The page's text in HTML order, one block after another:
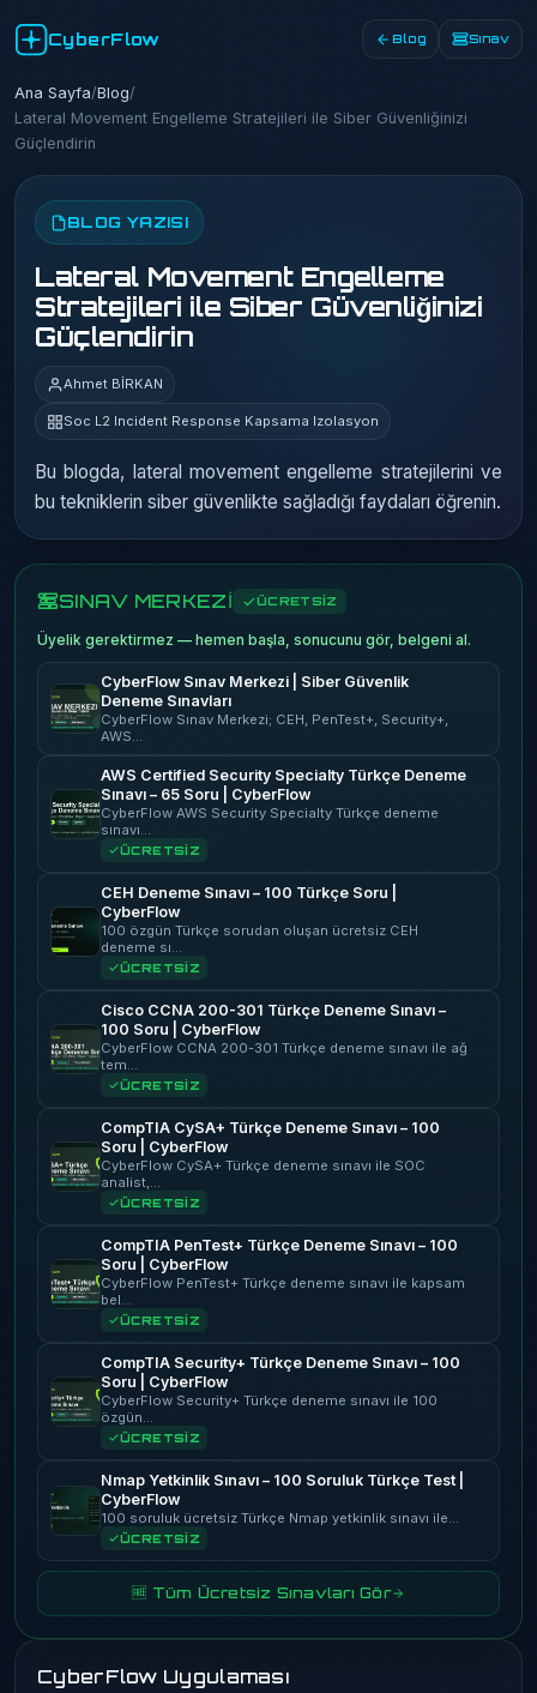
CyberFlow Blog Sınav
Ana Sayfa/Blog/
Lateral Movement Engelleme Stratejileri ile Siber Güvenliğinizi
Güçlendirin
BLOG YAZISI
Lateral Movement Engelleme
Stratejileri ile Siber Güvenliğinizi
Güçlendirin
Ahmet BİRKAN
Soc L2 Incident Response Kapsama Izolasyon
Bu blogda, lateral movement engelleme stratejilerini ve
bu tekniklerin siber güvenlikte sağladığı faydaları öğrenin.
SINAV MERKEZİ ÜCRETSİZ
Üyelik gerektirmez — hemen başla, sonucunu gör, belgeni al.
CyberFlow Sınav Merkezi | Siber Güvenlik
Deneme Sınavları
CyberFlow Sınav Merkezi; CEH, PenTest+, Security+,
AWS…
AWS Certified Security Specialty Türkçe Deneme
Sınavı – 65 Soru | CyberFlow
CyberFlow AWS Security Specialty Türkçe deneme
sınavı…
ÜCRETSİZ
CEH Deneme Sınavı – 100 Türkçe Soru |
CyberFlow
100 özgün Türkçe sorudan oluşan ücretsiz CEH
deneme sı…
ÜCRETSİZ
Cisco CCNA 200-301 Türkçe Deneme Sınavı –
100 Soru | CyberFlow
CyberFlow CCNA 200-301 Türkçe deneme sınavı ile ağ
tem…
ÜCRETSİZ
CompTIA CySA+ Türkçe Deneme Sınavı – 100
Soru | CyberFlow
CyberFlow CySA+ Türkçe deneme sınavı ile SOC
analist,…
ÜCRETSİZ
CompTIA PenTest+ Türkçe Deneme Sınavı – 100
Soru | CyberFlow
CyberFlow PenTest+ Türkçe deneme sınavı ile kapsam
bel…
ÜCRETSİZ
CompTIA Security+ Türkçe Deneme Sınavı – 100
Soru | CyberFlow
CyberFlow Security+ Türkçe deneme sınavı ile 100
özgün…
ÜCRETSİZ
Nmap Yetkinlik Sınavı – 100 Soruluk Türkçe Test |
CyberFlow
100 soruluk ücretsiz Türkçe Nmap yetkinlik sınavı ile…
ÜCRETSİZ
🆓 Tüm Ücretsiz Sınavları Gör
CyberFlow Uygulaması